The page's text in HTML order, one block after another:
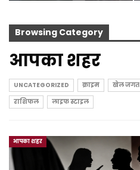
Browsing Category
आपका शहर
UNCATEGORIZED क्राइम खेल जगत
राशिफल
लाइफ स्टाइल
आपका शहर